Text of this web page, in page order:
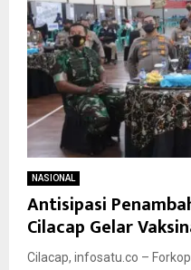
NASIONAL
Antisipasi
Cilacap Gelar
Cilacap, infosatu.co –